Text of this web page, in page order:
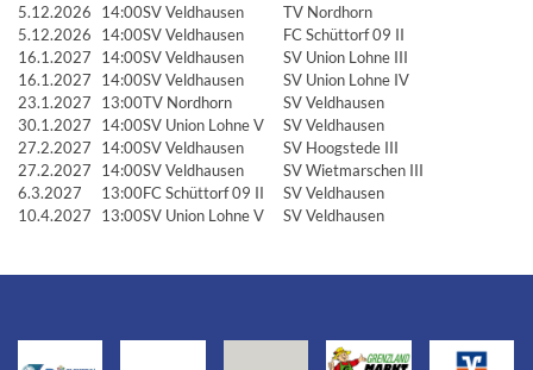
5.12.2026
14:00SV Veldhausen
TV Nordhorn
5.12.2026
14:00SV Veldhausen
FC Schüttorf 09 II
16.1.2027
14:00SV Veldhausen
SV Union Lohne III
16.1.2027
14:00SV Veldhausen
SV Union Lohne IV
23.1.2027
13:00TV Nordhorn
SV Veldhausen
30.1.2027
14:00SV Union Lohne V
SV Veldhausen
27.2.2027
14:00SV Veldhausen
SV Hoogstede III
27.2.2027
14:00SV Veldhausen
SV Wietmarschen III
6.3.2027
13:00FC Schüttorf 09 II
SV Veldhausen
10.4.2027
13:00SV Union Lohne V SV Veldhausen